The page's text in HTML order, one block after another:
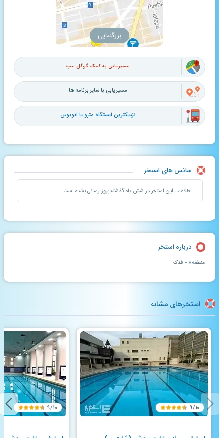
بزرگنمایی
مسیریابی به کمک گوگل مپ
مسیریابی با سایر برنامه ها
نزدیکترین ایستگاه مترو یا اتوبوس
سانس های استخر
اطلاعات این استخر در شش ماه گذشته بروز رسانی نشده است.
درباره استخر
منطقه۸ - فدک
استخرهای مشابه
۹/۱۰ ۹/۱۰